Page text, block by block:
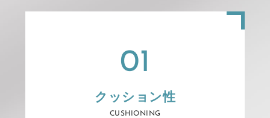
01
クッション性
CUSHIONING